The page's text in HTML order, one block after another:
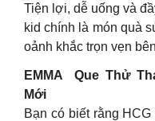
Tiện lợi, dễ uống và
kid chính là món quà
oảnh khắc trọn vẹn
EMMA Que Thử
Mới
Bạn có biết rằng